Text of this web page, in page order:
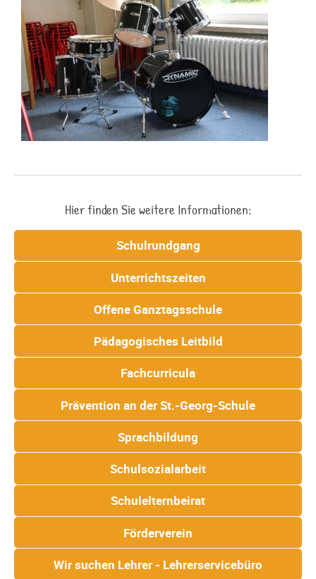
Hier finden Sie weitere Informationen:
Schulrundgang
Unterrichtszeiten
Offene Ganztagsschule
Pädagogisches Leitbild
Fachcurricula
Prävention an der St.-Georg-Schule
Sprachbildung
Schulsozialarbeit
Schulelternbeirat
Förderverein
Wir suchen Lehrer - Lehrerservicebüro